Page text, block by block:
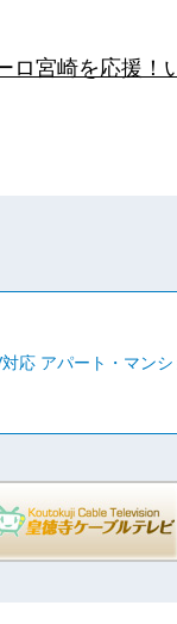
ロ宮崎を応援
応 アパート・マン